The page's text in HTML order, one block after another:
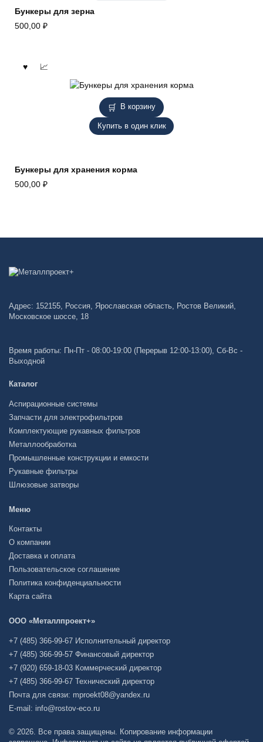
Бункеры для зерна
500,00 ₽
В корзину
Купить в один клик
Бункеры для хранения корма
500,00 ₽
Адрес: 152155, Россия, Ярославская область, Ростов Великий,
Московское шоссе, 18
Время работы: Пн-Пт - 08:00-19:00 (Перерыв 12:00-13:00), Сб-Вс -
Выходной
Каталог
Аспирационные системы
Запчасти для электрофильтров
Комплектующие рукавных фильтров
Металлообработка
Промышленные конструкции и емкости
Рукавные фильтры
Шлюзовые затворы
Меню
Контакты
О компании
Доставка и оплата
Пользовательское соглашение
Политика конфиденциальности
Карта сайта
ООО «Металлпроект+»
+7 (485) 366-99-67 Исполнительный директор
+7 (485) 366-99-57 Финансовый директор
+7 (920) 659-18-03 Коммерческий директор
+7 (485) 366-99-67 Технический директор
Почта для связи: mproekt08@yandex.ru
E-mail: info@rostov-eco.ru
© 2026. Все права защищены. Копирование информации